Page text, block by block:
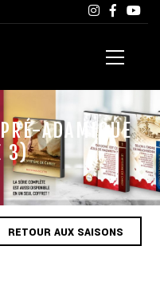
ADAMIQUE
3)
RETOUR AUX SAISONS